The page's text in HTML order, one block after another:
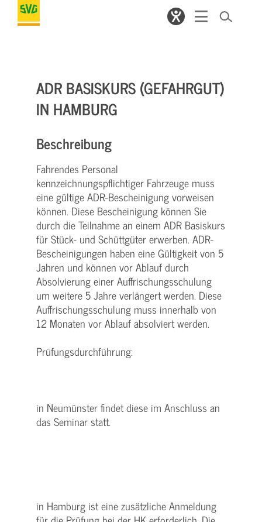
ADR BASISKURS (GEFAHRGUT)
IN HAMBURG
Beschreibung
Fahrendes Personal
kennzeichnungspflichtiger Fahrzeuge muss
eine gültige ADR-Bescheinigung vorweisen
können. Diese Bescheinigung können Sie
durch die Teilnahme an einem ADR Basiskurs
für Stück- und Schüttgüter erwerben. ADR-
Bescheinigungen haben eine Gültigkeit von 5
Jahren und können vor Ablauf durch
Absolvierung einer Auffrischungsschulung
um weitere 5 Jahre verlängert werden. Diese
Auffrischungsschulung muss innerhalb von
12 Monaten vor Ablauf absolviert werden.
Prüfungsdurchführung:
in Neumünster findet diese im Anschluss an
das Seminar statt.
in Hamburg ist eine zusätzliche Anmeldung